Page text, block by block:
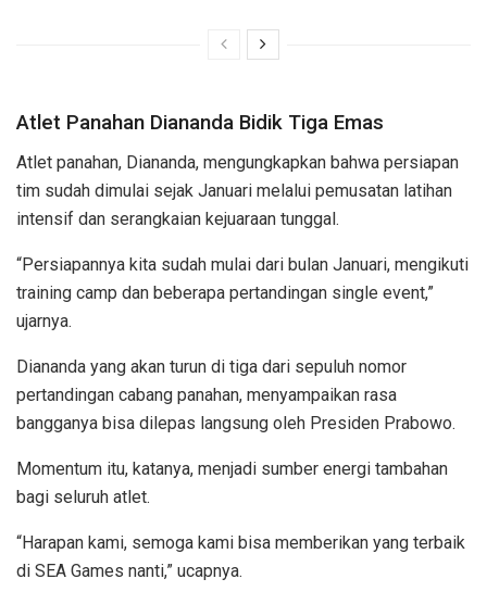
Atlet Panahan Diananda Bidik Tiga Emas
Atlet panahan, Diananda, mengungkapkan bahwa persiapan
tim sudah dimulai sejak Januari melalui pemusatan latihan
intensif dan serangkaian kejuaraan tunggal.
“Persiapannya kita sudah mulai dari bulan Januari, mengikuti
training camp dan beberapa pertandingan single event,”
ujarnya.
Diananda yang akan turun di tiga dari sepuluh nomor
pertandingan cabang panahan, menyampaikan rasa
bangganya bisa dilepas langsung oleh Presiden Prabowo.
Momentum itu, katanya, menjadi sumber energi tambahan
bagi seluruh atlet.
“Harapan kami, semoga kami bisa memberikan yang terbaik
di SEA Games nanti,” ucapnya.